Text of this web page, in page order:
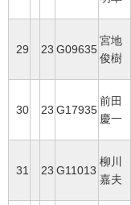
29 23 G09635
宮地
俊樹
30 23 G17935
前田
慶一
31 23 G11013
柳川
嘉夫